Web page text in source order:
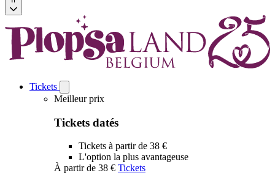
Tickets
Tickets
submenu
Meilleur prix
Tickets datés
Tickets à partir de 38 €
L'option la plus avantageuse
À partir de 38 € Tickets